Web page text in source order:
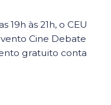
19h às 21h, o CEU
Cine Debate
gratuito conta